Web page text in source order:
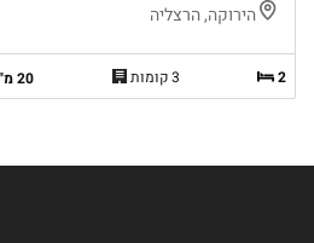
הירוקה, הרצליה
2 3 קומות 20 מ"ר